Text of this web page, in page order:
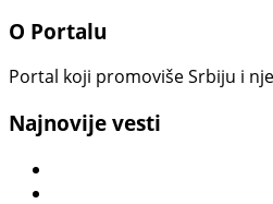
O Portalu
Portal koji promoviše Srbiju i
Najnovije vesti